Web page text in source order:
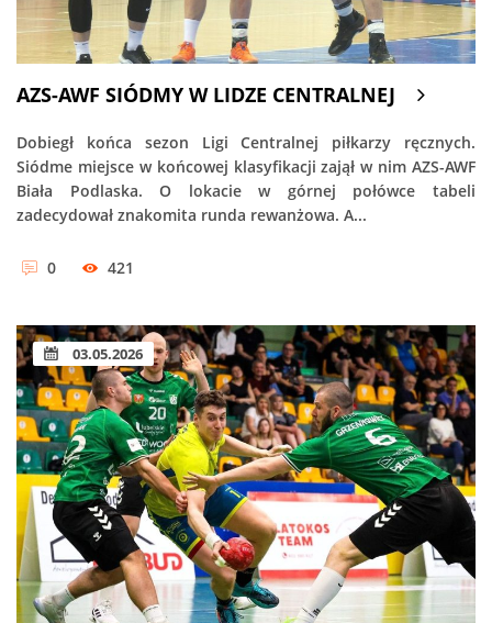
AZS-AWF SIÓDMY W LIDZE CENTRALNEJ
Dobiegł końca sezon Ligi Centralnej piłkarzy ręcznych.
Siódme miejsce w końcowej klasyfikacji zajął w nim AZS-AWF
Biała Podlaska. O lokacie w górnej połówce tabeli
zadecydował znakomita runda rewanżowa. A...
0 421
03.05.2026